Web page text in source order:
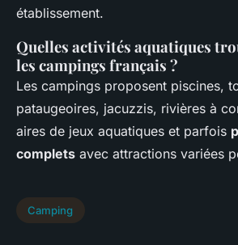
établissement.
Quelles activités aquatiques
les campings français ?
Les campings proposent piscines,
pataugeoires, jacuzzis, rivières à
aires de jeux aquatiques et parfois
complets avec attractions variées
Camping